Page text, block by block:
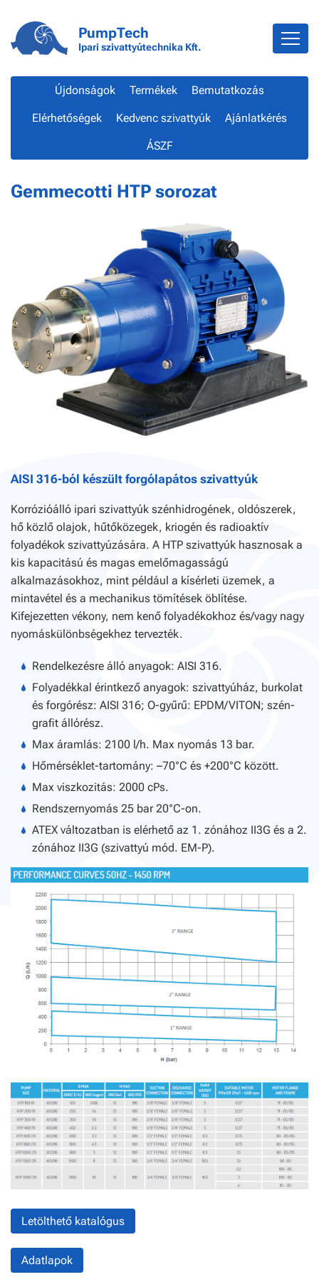
PumpTech
Ipari szivattyútechnika Kft.
Újdonságok Termékek Bemutatkozás
Elérhetőségek Kedvenc szivattyúk Ajánlatkérés
ÁSZF
Gemmecotti HTP sorozat
AISI 316-ból készült forgólapátos szivattyúk
Korrózióálló ipari szivattyúk szénhidrogének, oldószerek,
hő közlő olajok, hűtőközegek, kriogén és radioaktív
folyadékok szivattyúzására. A HTP szivattyúk hasznosak a
kis kapacitású és magas emelőmagasságú
alkalmazásokhoz, mint például a kísérleti üzemek, a
mintavétel és a mechanikus tömítések öblítése.
Kifejezetten vékony, nem kenő folyadékokhoz és/vagy nagy
nyomáskülönbségekhez tervezték.
Rendelkezésre álló anyagok: AISI 316.
Folyadékkal érintkező anyagok: szivattyúház, burkolat
és forgórész: AISI 316; O-gyűrű: EPDM/VITON; szén-
grafit állórész.
Max áramlás: 2100 l/h. Max nyomás 13 bar.
Hőmérséklet-tartomány: –70°C és +200°C között.
Max viszkozitás: 2000 cPs.
Rendszernyomás 25 bar 20°C-on.
ATEX változatban is elérhető az 1. zónához II3G és a 2.
zónához II3G (szivattyú mód. EM-P).
Letölthető katalógus
Adatlapok